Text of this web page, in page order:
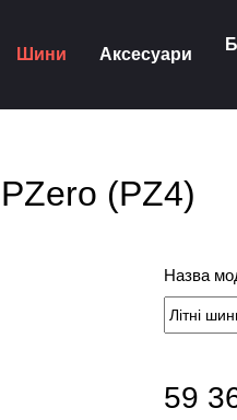
Шини Аксесуари
(PZ4)
Назва
59